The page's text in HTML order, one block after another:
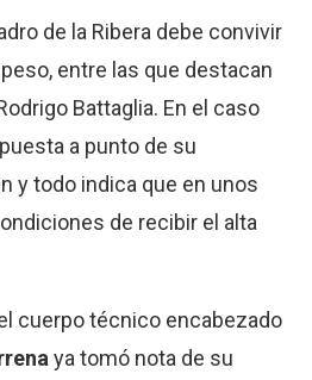
de la Ribera debe convivir
entre las que destacan
Battaglia. En el caso
a punto de su
y todo indica que en unos
de recibir el alta
cuerpo técnico encabezado
ya tomó nota de su